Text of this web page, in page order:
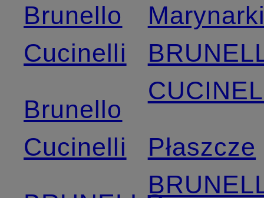
Brunello
Cucinelli
Brunello
Cucinelli
Płaszcze